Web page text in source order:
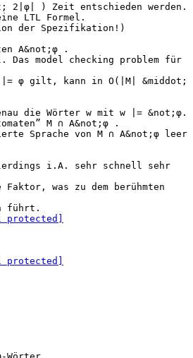
2|φ| ) Zeit entschieden werden.
LTL Formel.
der Spezifikation!)
A&not;φ .
Das model checking problem für
φ gilt, kann in O(|M| &middot;
die Wörter w mit w |= &not;φ.
M ∩ A&not;φ .
Sprache von M ∩ A&not;φ leer
i.A. sehr schnell sehr
was zu dem berühmten
führt.
protected]
protected]